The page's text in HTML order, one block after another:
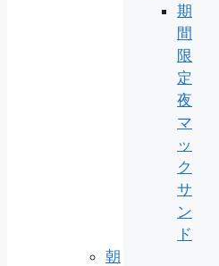
期
間
限
定
夜
マ
ッ
ク
サ
ン
ド
朝